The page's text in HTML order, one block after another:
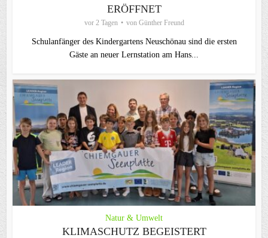
ERÖFFNET
vor 2 Tagen von Günther Freund
Schulanfänger des Kindergartens Neuschönau sind die ersten
Gäste an neuer Lernstation am Hans...
Natur & Umwelt
KLIMASCHUTZ BEGEISTERT